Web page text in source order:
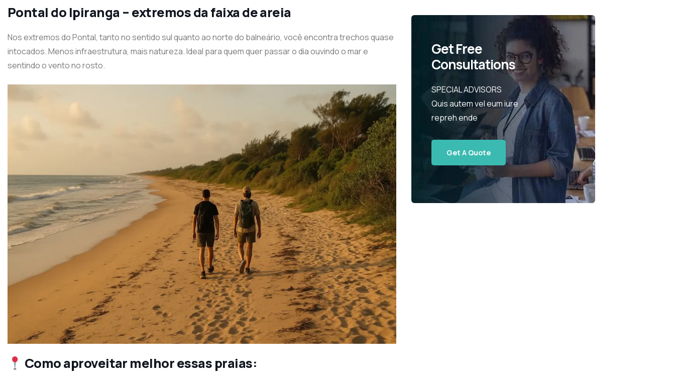
Pontal do Ipiranga – extremos da faixa de areia
Nos extremos do Pontal, tanto no sentido sul quanto ao norte do balneário, você encontra trechos quase
intocados. Menos infraestrutura, mais natureza. Ideal para quem quer passar o dia ouvindo o mar e
sentindo o vento no rosto.
Como aproveitar melhor essas praias:
Get Free
Consultations
SPECIAL ADVISORS
Quis autem vel eum iure
repreh ende
Get A Quote